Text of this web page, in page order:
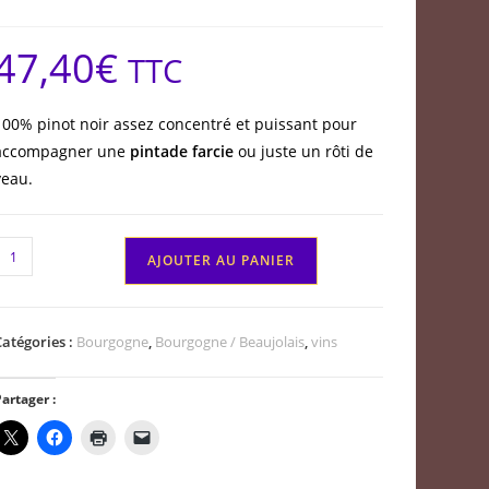
€ TTC
pinot noir assez concentré et puissant pour
une pintade farcie ou juste un rôti de
AJOUTER AU PANIER
: Bourgogne, Bourgogne / Beaujolais,vins
: